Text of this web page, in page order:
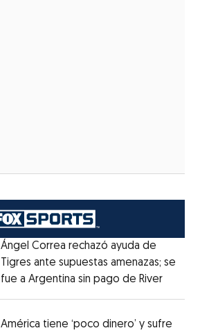
Ángel Correa rechazó ayuda de
Tigres ante supuestas amenazas; se
fue a Argentina sin pago de RiverOpens
América tiene ‘poco dinero’ y sufre